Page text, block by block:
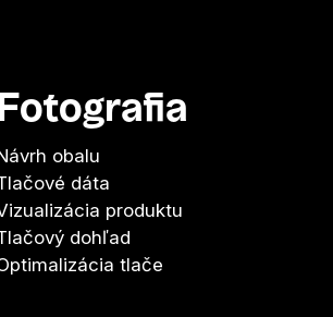
Fotografia
obalu
dáta
produktu
dohľad
tlače